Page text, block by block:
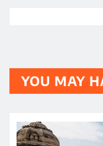
YOU MAY